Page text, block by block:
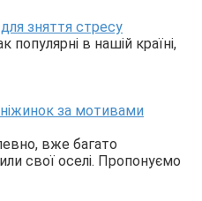
зняття стресу
популярні в нашій країні,
за мотивами
вже багато
свої оселі. Пропонуємо